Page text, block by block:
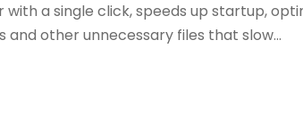
a single click, speeds up startup,
other unnecessary files that slow...